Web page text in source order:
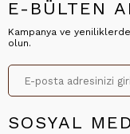
E-BÜLTEN
Kampanya ve
olun.
SOSYAL